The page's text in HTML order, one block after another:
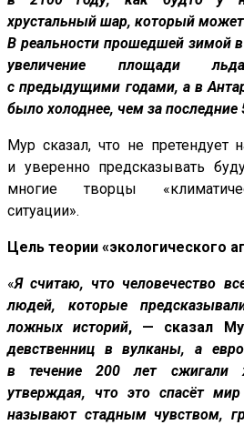
хрустальный шар, который
В реальности прошедшей зимой
увеличение площади
с предыдущими годами, а в
было холоднее, чем за последние
Мур сказал, что не претендует
и уверенно предсказывать
многие творцы
ситуации».
Цель теории «экологического
«Я считаю, что человечество
людей, которые
ложных историй, — сказал
девственниц в вулканы, а
в течение 200 лет сжигали
утверждая, что это спасёт
называют стадным чувством,